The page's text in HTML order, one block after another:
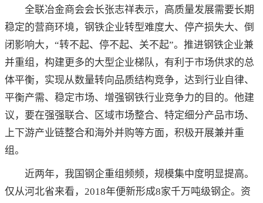
全联冶金商会会长张志祥表示，高质量发展需要长期
稳定的营商环境，钢铁企业转型难度大、停产损失大、倒
闭影响大，“转不起、停不起、关不起”。推进钢铁企业兼
并重组，构建更多的大型企业梯队，有利于市场供求的总
体平衡，实现从数量转向品质结构竞争，达到行业自律、
平衡产需、稳定市场、增强钢铁行业竞争力的目的。他建
议，要在强强联合、区域市场整合、特定细分产品市场、
上下游产业链整合和海外并购等方面，积极开展兼并重
组。
近两年，我国钢企重组频频，规模集中度明显提高。
仅从河北省来看，2018年便新形成8家千万吨级钢企。资